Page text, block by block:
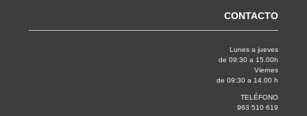
CONTACTO
Lunes a jueves
de 09:30 a 15.00h
Viernes
de 09:30 a 14.00 h
TELÉFONO
963 510 619